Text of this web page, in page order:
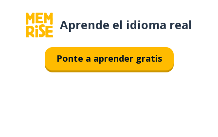
Aprende el idioma real
Ponte a aprender gratis